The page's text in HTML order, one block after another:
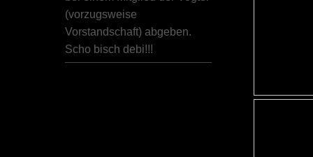
(vorzugsweise
Vorstandschaft) abgeben.
Scho bisch debi!!!